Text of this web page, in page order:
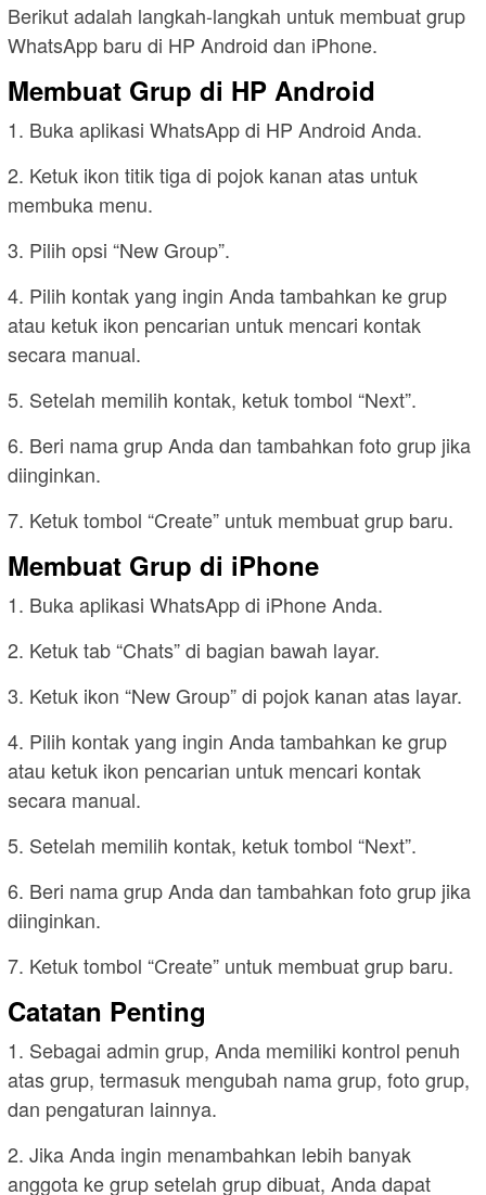
Berikut adalah langkah-langkah untuk membuat grup
WhatsApp baru di HP Android dan iPhone.
Membuat Grup di HP Android
1. Buka aplikasi WhatsApp di HP Android Anda.
2. Ketuk ikon titik tiga di pojok kanan atas untuk
membuka menu.
3. Pilih opsi “New Group”.
4. Pilih kontak yang ingin Anda tambahkan ke grup
atau ketuk ikon pencarian untuk mencari kontak
secara manual.
5. Setelah memilih kontak, ketuk tombol “Next”.
6. Beri nama grup Anda dan tambahkan foto grup jika
diinginkan.
7. Ketuk tombol “Create” untuk membuat grup baru.
Membuat Grup di iPhone
1. Buka aplikasi WhatsApp di iPhone Anda.
2. Ketuk tab “Chats” di bagian bawah layar.
3. Ketuk ikon “New Group” di pojok kanan atas layar.
4. Pilih kontak yang ingin Anda tambahkan ke grup
atau ketuk ikon pencarian untuk mencari kontak
secara manual.
5. Setelah memilih kontak, ketuk tombol “Next”.
6. Beri nama grup Anda dan tambahkan foto grup jika
diinginkan.
7. Ketuk tombol “Create” untuk membuat grup baru.
Catatan Penting
1. Sebagai admin grup, Anda memiliki kontrol penuh
atas grup, termasuk mengubah nama grup, foto grup,
dan pengaturan lainnya.
2. Jika Anda ingin menambahkan lebih banyak
anggota ke grup setelah grup dibuat, Anda dapat